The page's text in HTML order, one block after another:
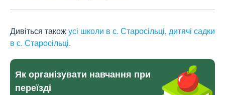
Дивіться такожусі школи в с. Старосільці, дитячі садки
в с. Старосільці.
Як організувати навчання при
переїзді